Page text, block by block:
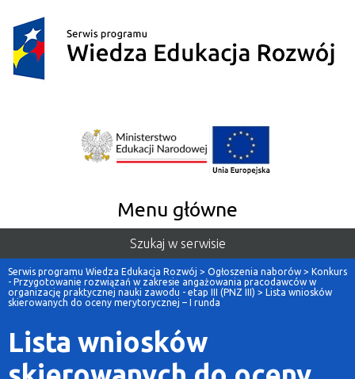
Menu główne
Szukaj w serwisie
Serwis programu Wiedza Edukacja Rozwój > Ogłoszenia naborów > Konkurs
- Przygotowanie rozwiązań w zakresie angażowania pracodawców w
organizację praktycznej nauki zawodu - etap III (PNZ III) > Lista wniosków
skierowanych do oceny merytorycznej – I runda
Lista wniosków